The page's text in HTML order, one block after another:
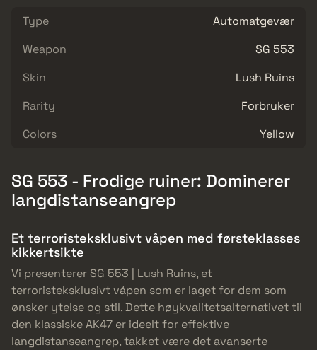
Type
Automatgevær
Weapon
SG 553
Skin
Lush Ruins
Rarity
Forbruker
Colors
Yellow
SG 553 - Frodige ruiner: Dominerer
langdistanseangrep
Et terroristeksklusivt våpen med førsteklasses
kikkertsikte
Vi presenterer SG 553 | Lush Ruins, et
terroristeksklusivt våpen som er laget for dem som
ønsker ytelse og stil. Dette høykvalitetsalternativet til
den klassiske AK47 er ideelt for effektive
langdistanseangrep, takket være det avanserte